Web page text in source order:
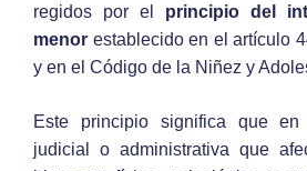
regidos por el principio del
menor establecido en el artículo
y en el Código de la Niñez y
Este principio significa que en
judicial o administrativa que